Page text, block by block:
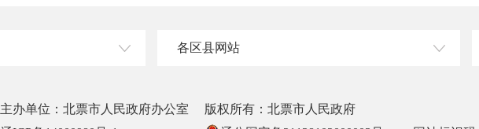
各区县网站
主办单位：北票市人民政府办公室
版权所有：北票市人民政府